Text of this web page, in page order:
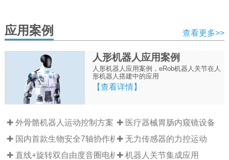
应用案例 查看更多>>
人形机器人应用案例
人形机器人应用案例，eRob机器人关节在人
形机器人搭建中的应用
【查看详情】
✚ 外骨骼机器人运动控制方案 ✚ 医疗器械胃肠内窥镜设备
✚ 国内首款生物安全7轴协作机器人✚ 无力传感器的力控运动
✚ 直线+旋转双自由度音圈电机✚ 机器人关节集成应用